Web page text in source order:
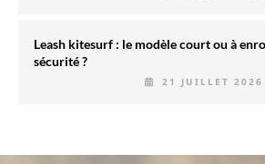
Leash kitesurf : le modèle court ou à
sécurité ?
21 JUILLET 2026